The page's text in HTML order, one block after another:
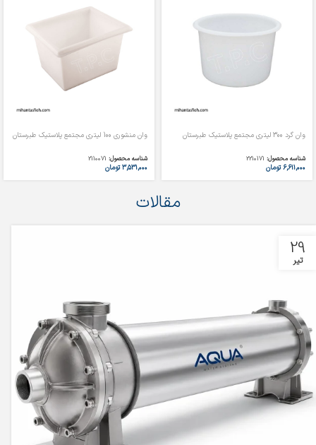
وان گرد 300 لیتری مجتمع پلاستیک طبرستان
شناسه محصول: 2210171
۶,۶۱۱,۰۰۰ تومان
وان منشوری 100 لیتری مجتمع پلاستیک طبرستان
شناسه محصول: 2110071
۳,۵۳۱,۰۰۰ تومان
مقالات
29
تیر